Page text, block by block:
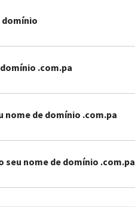
domínio
.com.pa
de domínio .com.pa
nome de domínio .com.pa